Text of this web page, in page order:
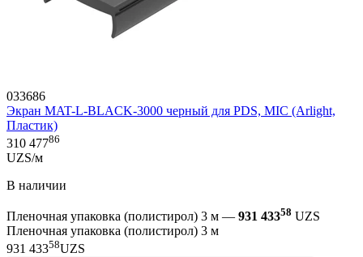
033686
Экран MAT-L-BLACK-3000 черный для PDS, MIC (Arlight,
Пластик)
310 47786
UZS/м
В наличии
Пленочная упаковка (полистирол) 3 м — 931 43358 UZS
Пленочная упаковка (полистирол) 3 м
931 43358UZS